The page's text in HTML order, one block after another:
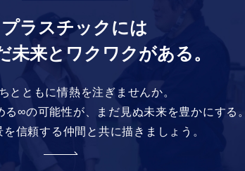
プラスチックには
未来とワクワクがある。
とともに情熱を注ぎませんか。
る∞の可能性が、
まだ見ぬ未来を豊かにする。
を信頼する仲間と共に描きましょう。